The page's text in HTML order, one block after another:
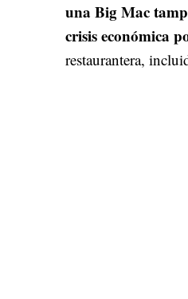
una Big Mac
crisis económica
restaurantera,